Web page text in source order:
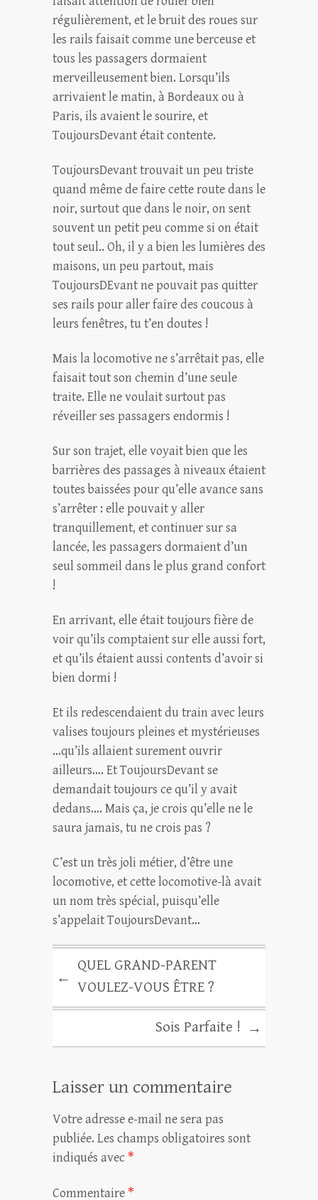
régulièrement, et le bruit des roues sur
les rails faisait comme une berceuse et
tous les passagers dormaient
merveilleusement bien. Lorsqu’ils
arrivaient le matin, à Bordeaux ou à
Paris, ils avaient le sourire, et
ToujoursDevant était contente.
ToujoursDevant trouvait un peu triste
quand même de faire cette route dans le
noir, surtout que dans le noir, on sent
souvent un petit peu comme si on était
tout seul.. Oh, il y a bien les lumières des
maisons, un peu partout, mais
ToujoursDEvant ne pouvait pas quitter
ses rails pour aller faire des coucous à
leurs fenêtres, tu t’en doutes !
Mais la locomotive ne s’arrêtait pas, elle
faisait tout son chemin d’une seule
traite. Elle ne voulait surtout pas
réveiller ses passagers endormis !
Sur son trajet, elle voyait bien que les
barrières des passages à niveaux étaient
toutes baissées pour qu’elle avance sans
s’arrêter : elle pouvait y aller
tranquillement, et continuer sur sa
lancée, les passagers dormaient d’un
seul sommeil dans le plus grand confort
!
En arrivant, elle était toujours fière de
voir qu’ils comptaient sur elle aussi fort,
et qu’ils étaient aussi contents d’avoir si
bien dormi !
Et ils redescendaient du train avec leurs
valises toujours pleines et mystérieuses
…qu’ils allaient surement ouvrir
ailleurs…. Et ToujoursDevant se
demandait toujours ce qu’il y avait
dedans…. Mais ça, je crois qu’elle ne le
saura jamais, tu ne crois pas ?
C’est un très joli métier, d’être une
locomotive, et cette locomotive-là avait
un nom très spécial, puisqu’elle
s’appelait ToujoursDevant…
←
QUEL GRAND-PARENT
VOULEZ-VOUS ÊTRE ?
Sois Parfaite ! →
Laisser un commentaire
Votre adresse e-mail ne sera pas
publiée. Les champs obligatoires sont
indiqués avec *
Commentaire *